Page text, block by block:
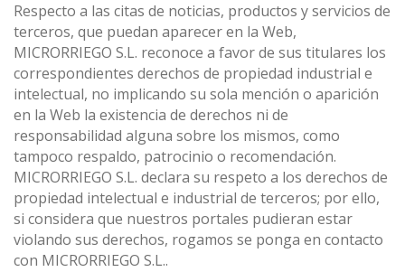
Respecto a las citas de noticias, productos y servicios de
terceros, que puedan aparecer en la Web,
MICRORRIEGO S.L. reconoce a favor de sus titulares los
correspondientes derechos de propiedad industrial e
intelectual, no implicando su sola mención o aparición
en la Web la existencia de derechos ni de
responsabilidad alguna sobre los mismos, como
tampoco respaldo, patrocinio o recomendación.
MICRORRIEGO S.L. declara su respeto a los derechos de
propiedad intelectual e industrial de terceros; por ello,
si considera que nuestros portales pudieran estar
violando sus derechos, rogamos se ponga en contacto
con MICRORRIEGO S.L..